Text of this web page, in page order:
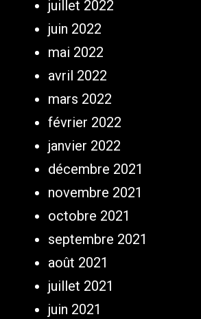
juillet 2022
juin 2022
mai 2022
avril 2022
mars 2022
février 2022
janvier 2022
décembre 2021
novembre 2021
octobre 2021
septembre 2021
août 2021
juillet 2021
juin 2021